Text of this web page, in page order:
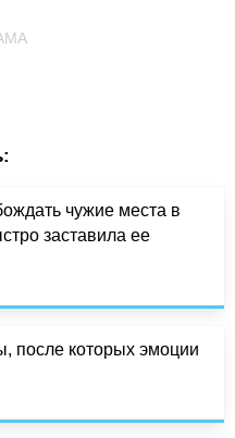
чужие места в
заставила ее
после которых эмоции